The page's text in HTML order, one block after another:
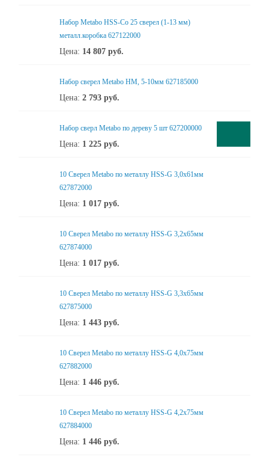
Набор Metabo HSS-Co 25 сверел (1-13 мм)
металл.коробка 627122000
Цена: 14 807 руб.
Набор сверел Metabo HM, 5-10мм 627185000
Цена: 2 793 руб.
Набор сверл Metabo по дереву 5 шт 627200000
Цена: 1 225 руб.
10 Сверел Metabo по металлу HSS-G 3,0x61мм
627872000
Цена: 1 017 руб.
10 Сверел Metabo по металлу HSS-G 3,2x65мм
627874000
Цена: 1 017 руб.
10 Сверел Metabo по металлу HSS-G 3,3x65мм
627875000
Цена: 1 443 руб.
10 Сверел Metabo по металлу HSS-G 4,0x75мм
627882000
Цена: 1 446 руб.
10 Сверел Metabo по металлу HSS-G 4,2x75мм
627884000
Цена: 1 446 руб.